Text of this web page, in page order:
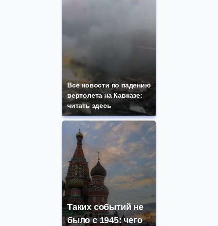
Все новости по падению
вертолета на Кавказе:
читать здесь
Таких событий не
было с 1945: чего